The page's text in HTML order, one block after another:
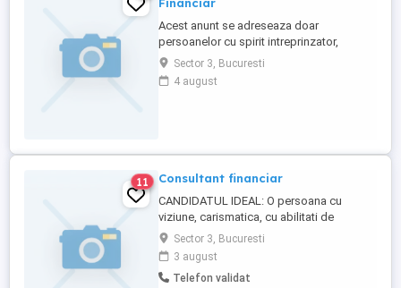
Acest anunt se adreseaza doar
persoanelor cu spirit intreprinzator,
sociabile si interesate de domeniul
financiar. Nu este vorba de un job
traditional, ci despre o colaborare platita
curs ...
Sector 3, Bucuresti
4 august
11 Consultant financiar
CANDIDATUL IDEAL: O persoana cu
viziune, carismatica, cu abilitati de
comunicare, interesata de dezvoltare
personala, de posibilitatea de a construi o
cariera solida in domeniul asigurarilor si
cel bancar, motivata de performanta,
Sector 3, Bucuresti
3 august
Telefon validat